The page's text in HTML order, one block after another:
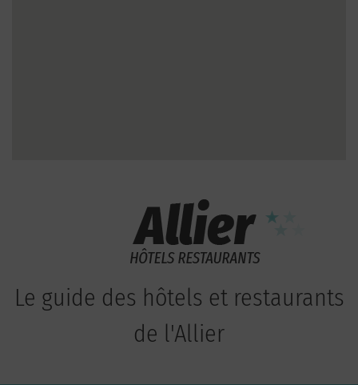
Le guide des hôtels et restaurants
de l'Allier